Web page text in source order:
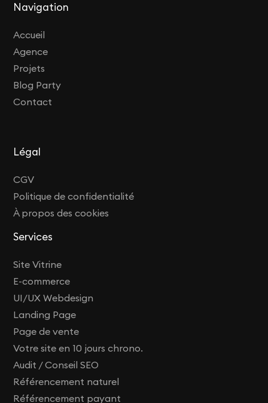
Navigation
Accueil
Agence
Projets
Blog Party
Contact
Légal
CGV
Politique de confidentialité
À propos des cookies
Services
Site Vitrine
E-commerce
UI/UX Webdesign
Landing Page
Page de vente
Votre site en 10 jours chrono.
Audit / Conseil SEO
Référencement naturel
Référencement payant